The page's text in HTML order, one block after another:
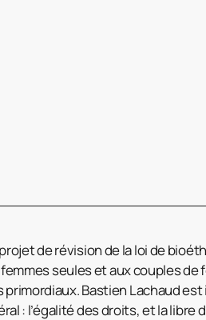
de révision de la loi de
seules et aux couples de
Bastien Lachaud
: l’égalité des droits, et la libre